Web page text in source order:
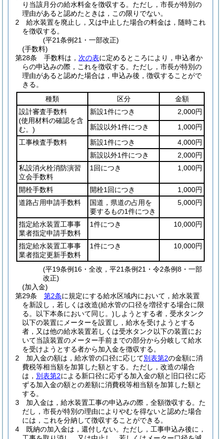
り当該月分の給水料金を徴収する。 ただし，市長が特別の
理由があると認めたときは，この限りでない。
2
給水装置を廃止し，又は中止した場合の料金は，随時これ
を徴収する。
(平21条例21・一部改正)
(手数料)
第28条
手数料は， 次の表に定めるところにより，申込者か
らの申込みの際，これを徴収する。 ただし，市長が特別の
理由があると認めた場合は，申込み後，徴収することがで
きる。
種類
区分
金額
設計審査手数料
(使用材料の確認を含
む。)
新設1件につき
2,000円
新設以外1件につき
1,000円
工事検査手数料
新設1件につき
4,000円
新設以外1件につき
2,000円
私設消火栓消防演習
立会手数料
1回につき 1,000円
開栓手数料 開栓1回につき
1,000円
道路占用申請手数料
国道，県道の占用を
要するもの1件につき
5,000円
指定給水装置工事事
業者指定申請手数料
1件につき 10,000円
指定給水装置工事事
業者指定更新手数料
1件につき 10,000円
(平19条例16・全改，平21条例21・令2条例8・一部
改正)
(加入金)
第29条
第2条に規定にする給水区域内において，給水装置
を新設し，若しくは改造(給水管の口径を増径する場合に限
る。以下本条において同じ。) しようとする者，受水タンク
以下の装置にメーターを設置し，給水を受けようとする
者，又は他の給水装置若しくは受水タンク以下の装置にお
いて当該装置のメーター手前までの部分から分岐して給水
を受けようとする者から加入金を徴収する。
2
加入金の額は，給水管の口径に応じて別表第2の金額に消
費税等相当額を加算した額とする。 ただし，改造の場合
は， 別表第2による新口径に応ずる加入金の額と旧口径に応
ずる加入金の額との差額に消費税等相当額を加算した額と
する。
3
加入金は，給水装置工事の申込みの際，全額徴収する。 た
だし，市長が特別の理由によりやむを得ないと認めた場合
には，これを分納して徴収することができる。
4
既納の加入金は，還付しない。 ただし，工事申込み後に，